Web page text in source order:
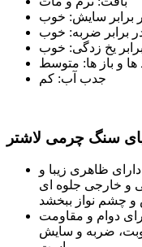
برابر سایش: خوب
برابر ضربه: خوب
یخ زدگی: خوب
ها و باز ها: متوسط
جدب آب: کم
سنگ چرمی لاشتر
ظاهری زیبا و
و خارجی جلوه ای
دوام و مقاومت
ضربه و سایش